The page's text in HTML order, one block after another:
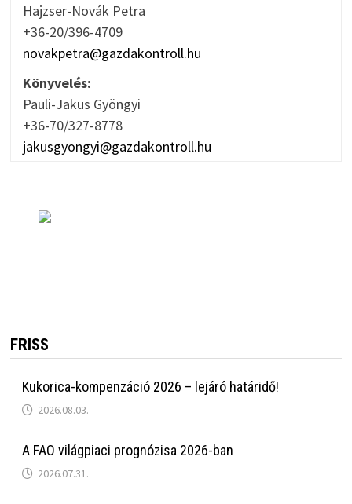
Hajzser-Novák Petra
+36-20/396-4709
novakpetra@gazdakontroll.hu
Könyvelés:
Pauli-Jakus Gyöngyi
+36-70/327-8778
jakusgyongyi@gazdakontroll.hu
FRISS
Kukorica-kompenzáció 2026 – lejáró határidő!
2026.08.03.
A FAO világpiaci prognózisa 2026-ban
2026.07.31.